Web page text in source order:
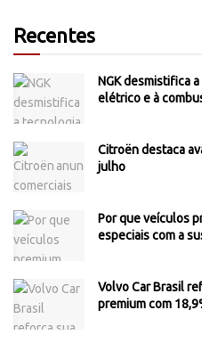
Recentes
NGK desmistifica
elétrico e à
Citroën destaca
julho
Por que veículos
especiais com a
Volvo Car Brasil
premium com